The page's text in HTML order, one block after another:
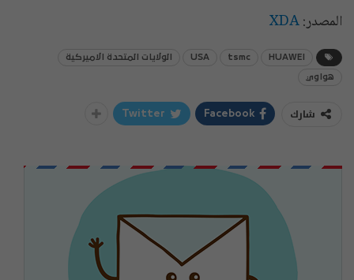
المصدر:XDA
HUAWEI
tsmc
USA الولايات المتحدة الاميركية
هواوي
شارك Facebook
Twitter